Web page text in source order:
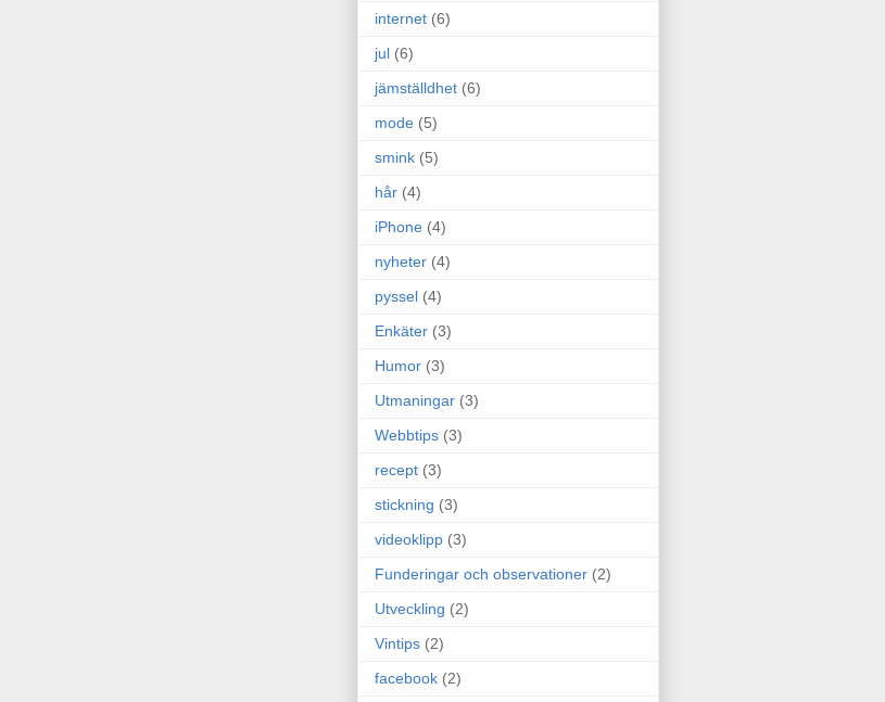
internet (6)
jul (6)
jämställdhet (6)
mode (5)
smink (5)
hår (4)
iPhone (4)
nyheter (4)
pyssel (4)
Enkäter (3)
Humor (3)
Utmaningar (3)
Webbtips (3)
recept (3)
stickning (3)
videoklipp (3)
Funderingar och observationer (2)
Utveckling (2)
Vintips (2)
facebook (2)